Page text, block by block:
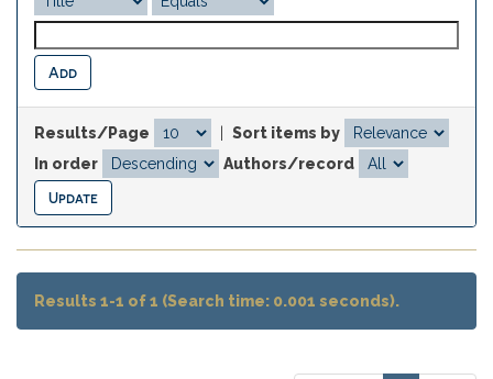
Results/Page
Sort items by
In order
Authors/record
Results 1-1 of 1 (Search time: 0.001 seconds).